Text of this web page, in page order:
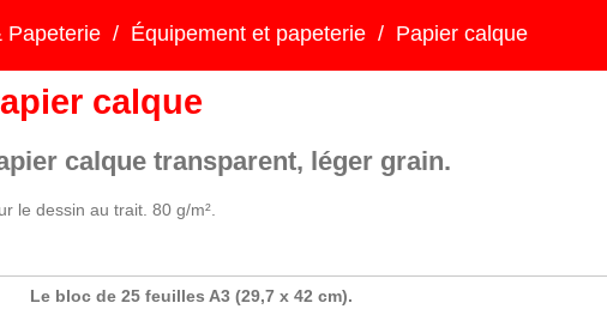
Papeterie / Équipement et papeterie / Papier calque
calque
calque transparent, léger grain.
le dessin au trait. 80 g/m².
Le bloc de 25 feuilles A3 (29,7 x 42 cm).